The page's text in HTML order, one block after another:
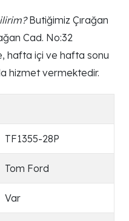
Butiğimiz Çırağan
Cad. No:32
hafta içi ve hafta sonu
hizmet vermektedir.
TF1355-28P
Tom Ford
Var